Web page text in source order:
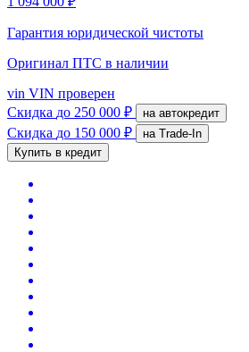
Гарантия юридической чистоты
Оригинал ПТС в наличии
vin VIN проверен
Скидка до 250 000 ₽ на автокредит
Скидка до 150 000 ₽
на Trade-In
Купить в кредит